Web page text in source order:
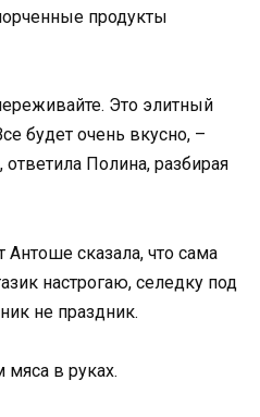
продукты
Это элитный
будет очень вкусно, –
Полина, разбирая
сказала, что сама
настрогаю, селедку под
не праздник.
мяса в руках.